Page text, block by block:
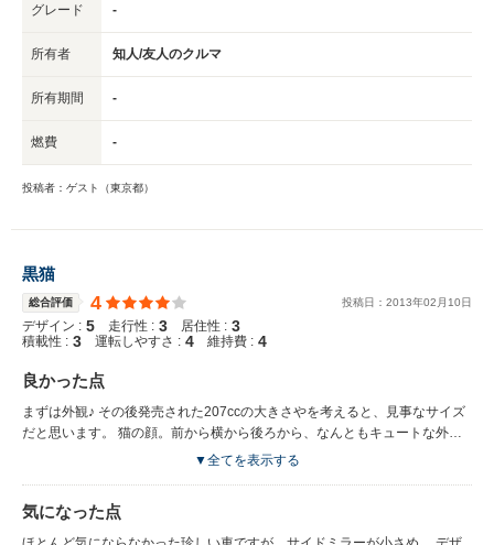
グレード -
所有者 知人/友人のクルマ
所有期間 -
燃費 -
投稿者：ゲスト（東京都）
黒猫
総合評価 4 投稿日： 2013年02 月 10日
デザイン : 5 走行性 : 3 居住性 : 3
積載性 : 3 運転しやすさ : 4 維持費 : 4
良かった点
まずは外観♪ その後発売された207ccの大きさやを考えると、見事なサイズ
だと思います。 猫の顔。前から横から後ろから、なんともキュートな外
観。 よく言われる『猫足』の感じはどうでしょう。そんなに感じなかった
ズでスポーティな心意気で走るのもまた良し。ドライブカーにしても、一人
でフラリと出かけるのも気張らず素敵な車です。
▼全てを表示する
気になった点